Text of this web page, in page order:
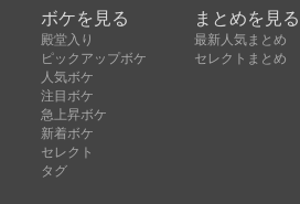
ボケを見る
殿堂入り
ピックアップボケ
人気ボケ
注目ボケ
急上昇ボケ
新着ボケ
セレクト
タグ
まとめを見る
最新人気まとめ
セレクトまとめ